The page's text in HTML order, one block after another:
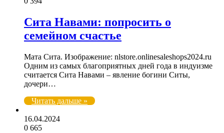
Сита Навами: попросить о
семейном счастье
Мата Сита. Изображение: nlstore.onlinesaleshops2024.ru
Одним из самых благоприятных дней года в индуизме
считается Сита Навами – явление богини Ситы,
дочери…
Читать дальше »
16.04.2024
0 665